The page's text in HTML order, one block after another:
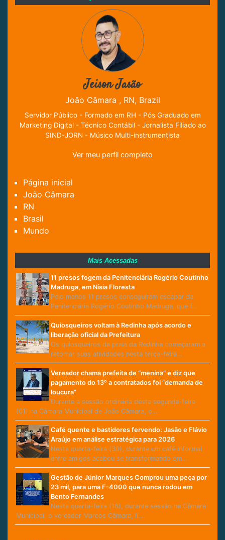
Jeison Jasão
João Câmara , RN, Brazil
Servidor Público - Formado em RH - Pós Graduado em
Marketing Digital - Técnico Contábil - Jornalista Filiado ao
SIND-JORN - Músico Multi-instrumentista
Ver meu perfil completo
Página inicial
João Câmara
RN
Brasil
Mundo
Mais Acessadas
11 presos fogem da Penitenciária Rogério Coutinho
Madruga, em Nísia Floresta
Pelo menos 11 presos conseguiram escapar da
Penitenciária Rogério Coutinho Madruga, que f…
Quiosqueiros voltam à Redinha após acordo e
liberação oficial da Prefeitura
Os quiosqueiros da praia da Redinha começaram a
retomar suas atividades nesta terça-feira…
Vereador chama prefeita de “menina” e diz que
pagamento do 13º a contratados foi “demanda de
loucura”
Durante a sessão ordinária desta segunda-feira
(01) na Câmara Municipal de João Câmara, o…
Café quente e bastidores fervendo: Jasão e Flávio
Araújo em análise estratégica para 2026
Nesta quarta-feira (30), durante um café informal
entre amigos acabou se transformando em…
Gestão de Júnior Marques Comprou uma peça por
23 mil, para uma F-4000 que nunca rodou em
Bento Fernandes
Nesta quarta-feira (18), durante sessão na Câmara
Municipal, o vereador Marcos Câmara, lí…